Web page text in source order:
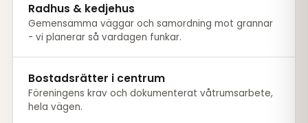
Radhus & kedjehus
Gemensamma väggar och samordning mot grannar
- vi planerar så vardagen funkar.
Bostadsrätter i centrum
Föreningens krav och dokumenterat våtrumsarbete,
hela vägen.